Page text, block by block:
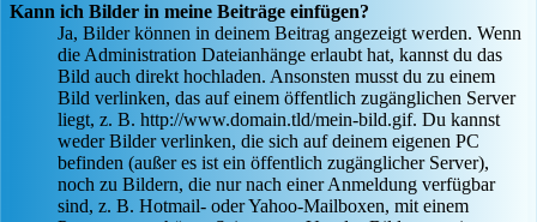
Kann ich Bilder in meine Beiträge einfügen?
Ja, Bilder können in deinem Beitrag angezeigt werden. Wenn
die Administration Dateianhänge erlaubt hat, kannst du das
Bild auch direkt hochladen. Ansonsten musst du zu einem
Bild verlinken, das auf einem öffentlich zugänglichen Server
liegt, z. B. http://www.domain.tld/mein-bild.gif. Du kannst
weder Bilder verlinken, die sich auf deinem eigenen PC
befinden (außer es ist ein öffentlich zugänglicher Server),
noch zu Bildern, die nur nach einer Anmeldung verfügbar
sind, z. B. Hotmail- oder Yahoo-Mailboxen, mit einem